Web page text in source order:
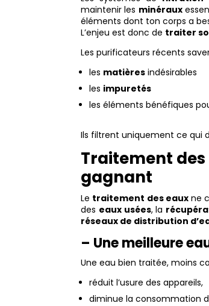
maintenir les minéraux
éléments dont ton corps a
L’enjeu est donc de traiter
Les purificateurs récents
les matières indésirables
les impuretés
les éléments bénéfiques
Ils filtrent uniquement ce qui
Traitement
gagnant
Le traitement des eauxne
des eaux usées, la
réseaux de distribution
– Une meilleure
Une eau bien traitée, moins
réduit l’usure des appareils,
diminue la consommation